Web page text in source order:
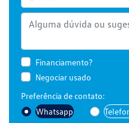
Financiamento?
Negociar usado
Preferência de contato:
Whatsapp